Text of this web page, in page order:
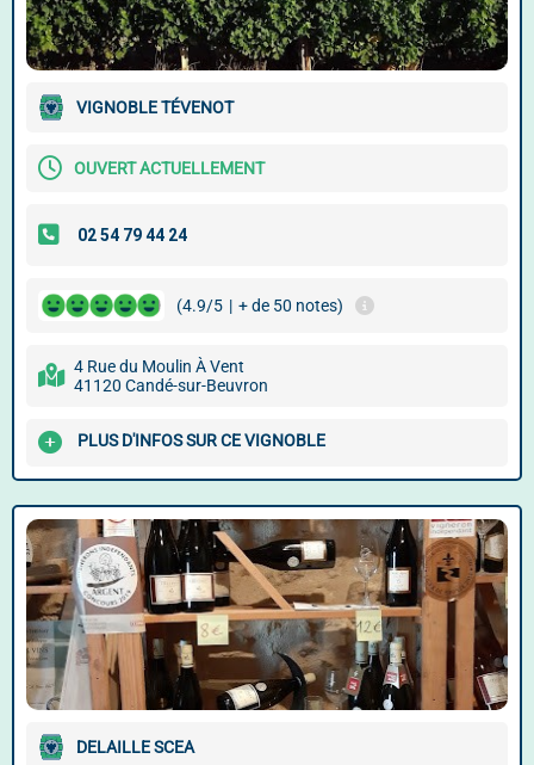
VIGNOBLE TÉVENOT
OUVERT ACTUELLEMENT
(4.9/5 | + de 50 notes)
4 Rue du Moulin À Vent
41120 Candé-sur-Beuvron
PLUS D'INFOS SUR CE VIGNOBLE
DELAILLE SCEA